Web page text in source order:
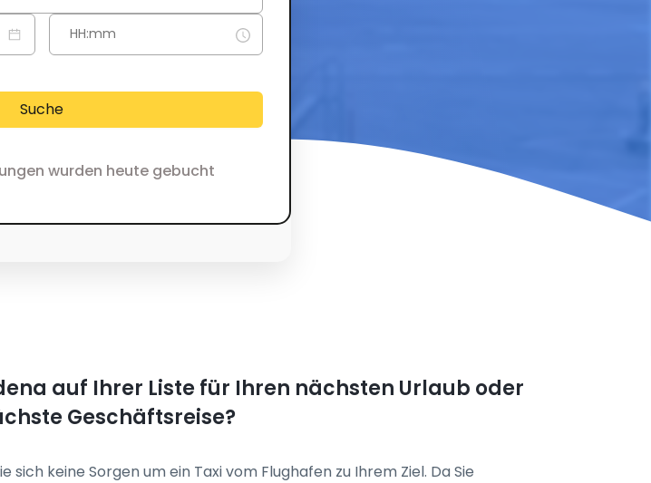
Suche
wurden heute gebucht
auf Ihrer Liste für Ihren nächsten Urlaub oder
Geschäftsreise?
sich keine Sorgen um ein Taxi vom Flughafen zu Ihrem Ziel. Da Sie